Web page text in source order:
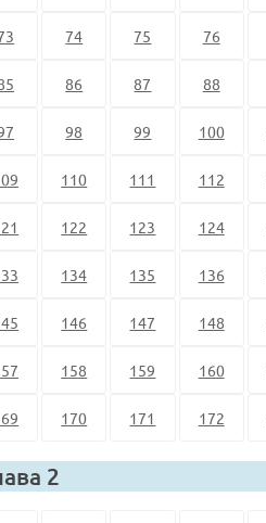
74 75 76
86 87 88
98 99 100
110 111 112
122 123 124
134 135 136
146 147 148
158 159 160
170 171 172
2